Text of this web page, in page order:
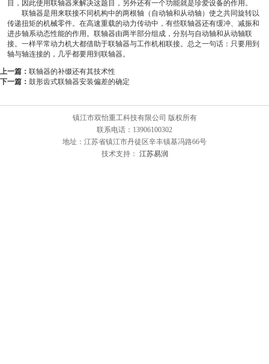
目，因此使用联轴器来解决这题目，另外还有一个功能就是珍爱设备的作用。
联轴器是用来联接不同机构中的两根轴（自动轴和从动轴）使之共同旋转以
传递扭矩的机械零件。在高速重载的动力传动中，有些联轴器还有缓冲、减振和
进步轴系动态性能的作用。联轴器由两半部分组成，分别与自动轴和从动轴联
接。一样平常动力机大都借助于联轴器与工作机相联接。总之一句话：只要用到
轴与轴连接的，几乎都要用到联轴器。
上一篇： 联轴器的补缀还有其技术性
下一篇： 鼓形齿式联轴器安装偏差的确定
镇江市双怡重工科技有限公司 版权所有
联系电话：13906100302
地址：江苏省镇江市丹徒区辛丰镇基冯路66号
技术支持： 江苏易润